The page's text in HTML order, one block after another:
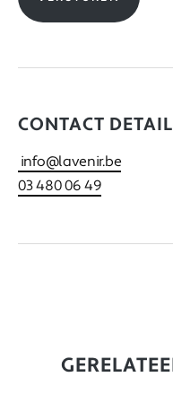
CONTACT
info@lavenir.be
03 480 06 49